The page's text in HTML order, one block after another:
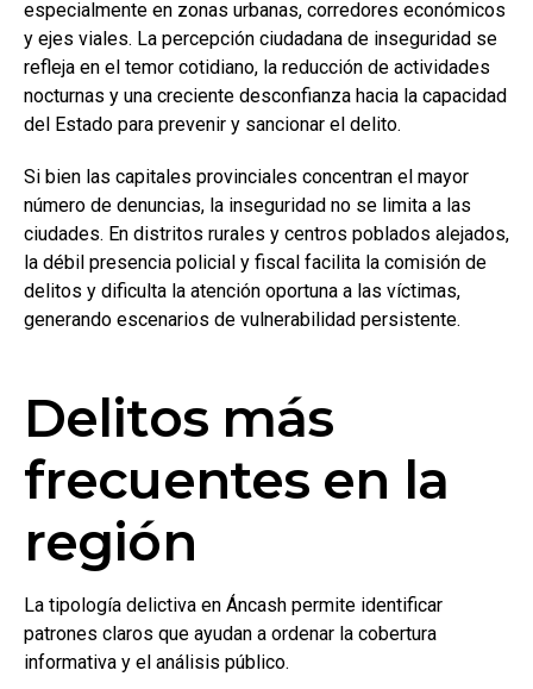
especialmente en zonas urbanas, corredores económicos
y ejes viales. La percepción ciudadana de inseguridad se
refleja en el temor cotidiano, la reducción de actividades
nocturnas y una creciente desconfianza hacia la capacidad
del Estado para prevenir y sancionar el delito.
Si bien las capitales provinciales concentran el mayor
número de denuncias, la inseguridad no se limita a las
ciudades. En distritos rurales y centros poblados alejados,
la débil presencia policial y fiscal facilita la comisión de
delitos y dificulta la atención oportuna a las víctimas,
generando escenarios de vulnerabilidad persistente.
Delitos más
frecuentes en la
región
La tipología delictiva en Áncash permite identificar
patrones claros que ayudan a ordenar la cobertura
informativa y el análisis público.